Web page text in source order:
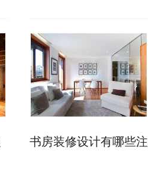
书房装修设计有哪些注